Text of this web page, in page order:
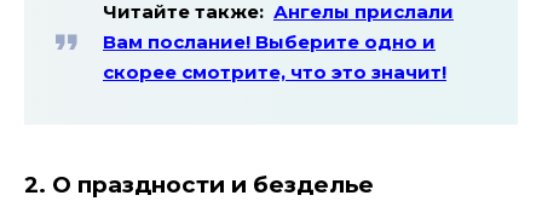
Читайте также: Ангелы прислали
Вам послание! Выберите одно и
скорее смотрите, что это значит!
2. О праздности и безделье